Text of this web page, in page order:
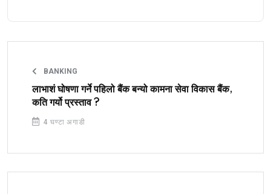
BANKING
लाभाशं घोषणा गर्ने पहिलो बैंक बन्यो कामना सेवा विकास बैंक,
कति गर्यो प्रस्ताव ?
4 घण्टा अगाडी